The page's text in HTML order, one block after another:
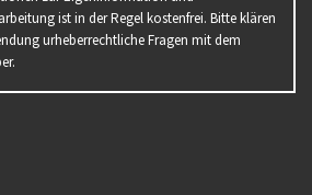
ist in der Regel kostenfrei. Bitte klären
urheberrechtliche Fragen mit dem